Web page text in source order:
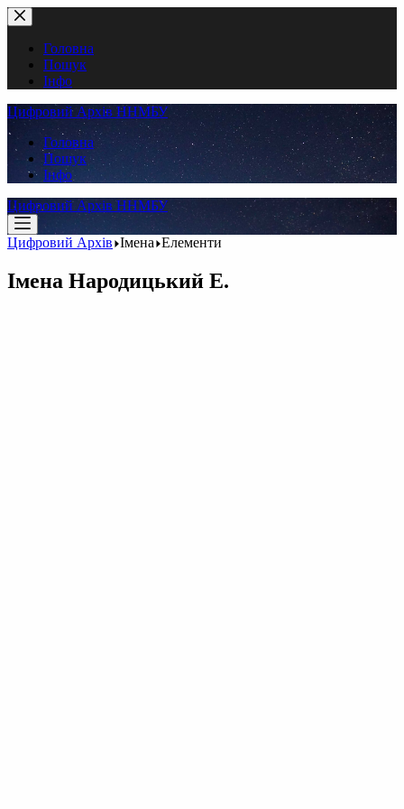
Перейти
до
вмістуГоловна
Пошук
Інфо
Цифровий Архів ННМБУ
Головна
Пошук
Інфо
Цифровий Архів ННМБУ
Цифровий Архів Імена Елементи
Імена Народицький Е.